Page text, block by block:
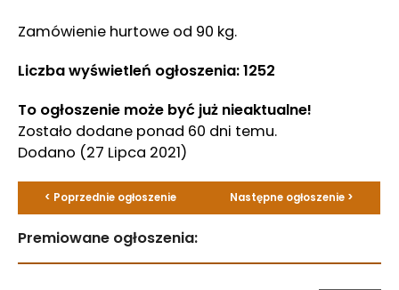
Zamówienie hurtowe od 90 kg.
Liczba wyświetleń ogłoszenia: 1252
To ogłoszenie może być już nieaktualne!
Zostało dodane ponad 60 dni temu.
Dodano (27 Lipca 2021)
< Poprzednie ogłoszenie Następne ogłoszenie >
Premiowane ogłoszenia: